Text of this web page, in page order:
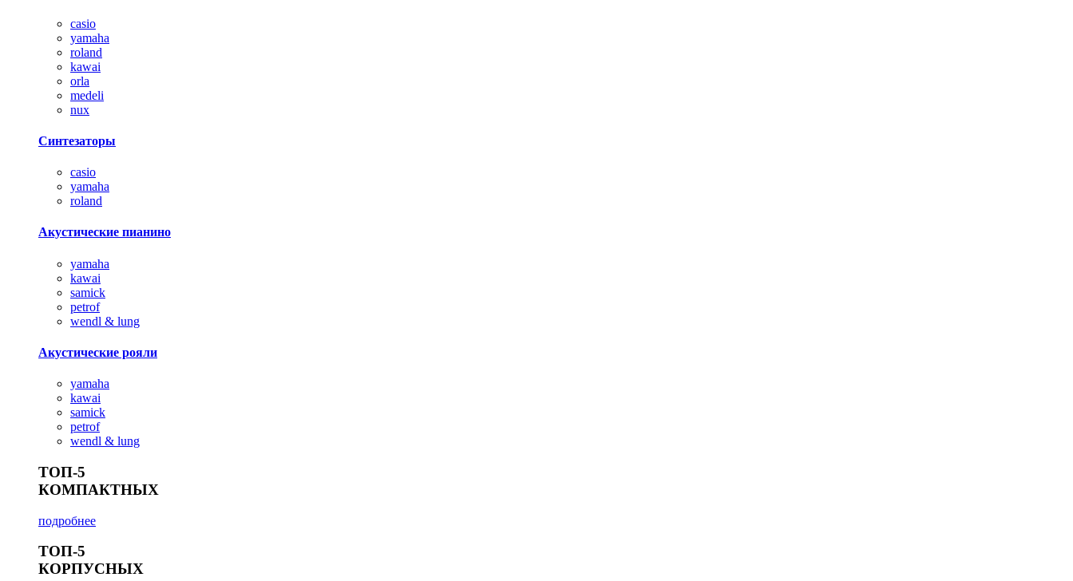
casio
yamaha
roland
kawai
orla
medeli
nux
Синтезаторы
casio
yamaha
roland
Акустические пианино
yamaha
kawai
samick
petrof
wendl & lung
Акустические рояли
yamaha
kawai
samick
petrof
wendl & lung
ТОП-5
КОМПАКТНЫХ
подробнее
ТОП-5
КОРПУСНЫХ